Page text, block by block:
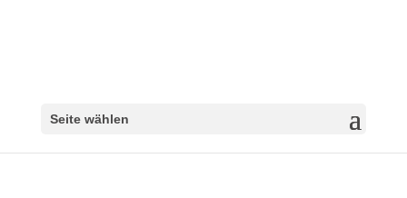
Seite wählen